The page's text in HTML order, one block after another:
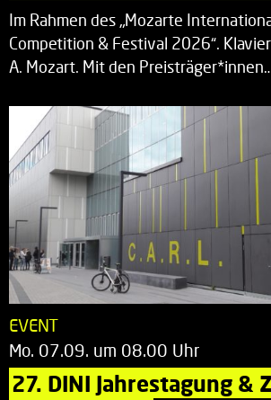
Im Rahmen des „Mozarte
Competition & Festival 2026“.
A. Mozart. Mit den
EVENT
Mo. 07.09. um 08.00 Uhr
27. DINI Jahrestagung &